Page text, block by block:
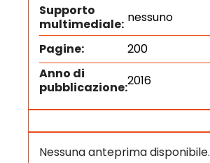
Supporto
multimediale: nessuno
Pagine:
200
Anno di
pubblicazione:2016
Nessuna anteprima disponibile.